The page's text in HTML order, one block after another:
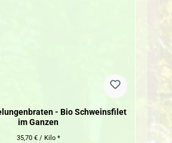
- Bio Schweinsfilet
im Ganzen
35,70 € / Kilo *